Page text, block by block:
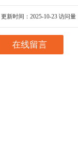
更新时间：2025-10-23 访问量
在线留言